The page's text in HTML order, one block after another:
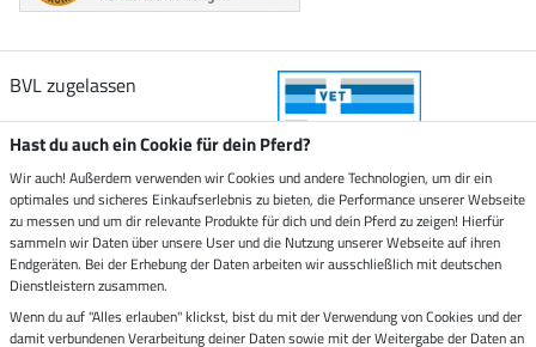
BVL zugelassen
Zustellung durch
Sicher bezahlen mit
Hast du auch ein Cookie für dein Pferd?
Wir auch! Außerdem verwenden wir Cookies und andere Technologien, um dir ein
optimales und sicheres Einkaufserlebnis zu bieten, die Performance unserer Webseite
zu messen und um dir relevante Produkte für dich und dein Pferd zu zeigen! Hierfür
sammeln wir Daten über unsere User und die Nutzung unserer Webseite auf ihren
Endgeräten. Bei der Erhebung der Daten arbeiten wir ausschließlich mit deutschen
Dienstleistern zusammen.
Wenn du auf "Alles erlauben" klickst, bist du mit der Verwendung von Cookies und der
damit verbundenen Verarbeitung deiner Daten sowie mit der Weitergabe der Daten an